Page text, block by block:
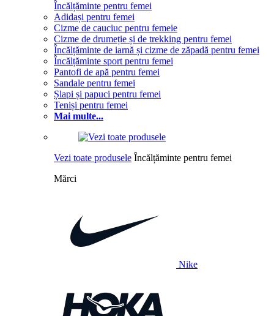
Încălțăminte pentru femei
Adidași pentru femei
Cizme de cauciuc pentru femeie
Cizme de drumeție și de trekking pentru femei
Încălțăminte de iarnă și cizme de zăpadă pentru femei
Încălțăminte sport pentru femei
Pantofi de apă pentru femei
Sandale pentru femei
Șlapi și papuci pentru femei
Teniși pentru femei
Mai multe...
Vezi toate produsele Încălțăminte pentru femei
Mărci
Nike